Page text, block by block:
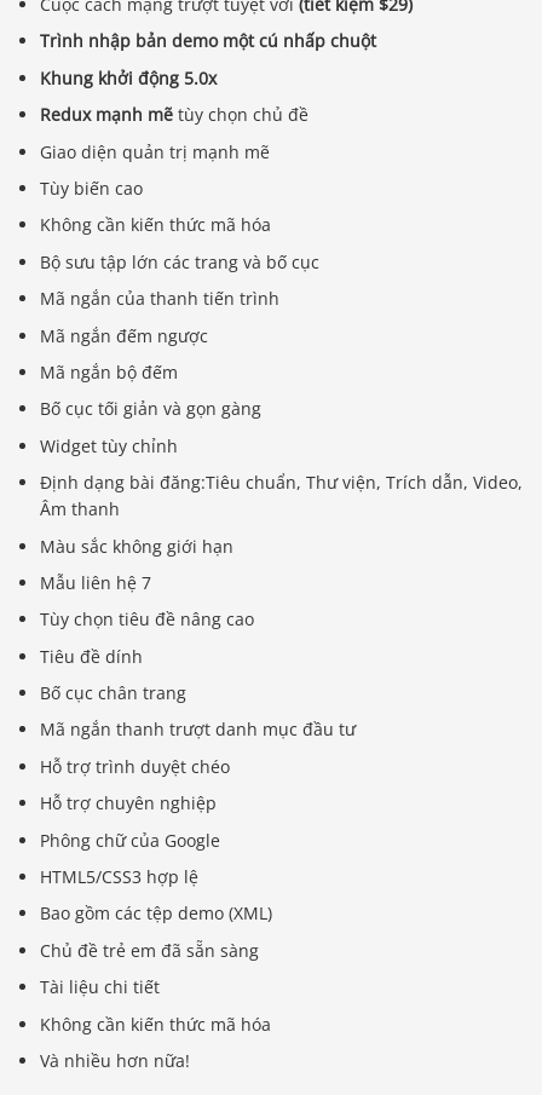
Trình nhập bản demo một cú nhấp chuột
Khung khởi động 5.0x
Redux mạnh mẽ tùy chọn chủ đề
Giao diện quản trị mạnh mẽ
Tùy biến cao
Không cần kiến ​​thức mã hóa
Bộ sưu tập lớn các trang và bố cục
Mã ngắn của thanh tiến trình
Mã ngắn đếm ngược
Mã ngắn bộ đếm
Bố cục tối giản và gọn gàng
Widget tùy chỉnh
Định dạng bài đăng:Tiêu chuẩn, Thư viện, Trích dẫn, Video,
Âm thanh
Màu sắc không giới hạn
Mẫu liên hệ 7
Tùy chọn tiêu đề nâng cao
Tiêu đề dính
Bố cục chân trang
Mã ngắn thanh trượt danh mục đầu tư
Hỗ trợ trình duyệt chéo
Hỗ trợ chuyên nghiệp
Phông chữ của Google
HTML5/CSS3 hợp lệ
Bao gồm các tệp demo (XML)
Chủ đề trẻ em đã sẵn sàng
Tài liệu chi tiết
Không cần kiến ​​thức mã hóa
Và nhiều hơn nữa!